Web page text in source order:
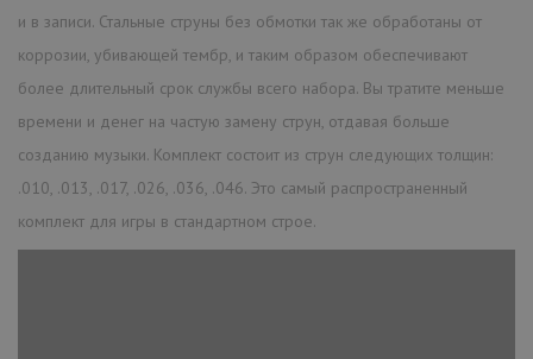
и в записи. Стальные струны без обмотки так же обработаны от
коррозии, убивающей тембр, и таким образом обеспечивают
более длительный срок службы всего набора. Вы тратите меньше
времени и денег на частую замену струн, отдавая больше
созданию музыки. Комплект состоит из струн следующих толщин:
.010, .013, .017, .026, .036, .046. Это самый распространенный
комплект для игры в стандартном строе.